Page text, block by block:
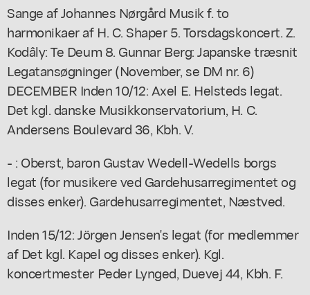
Sange af Johannes Nørgård Musik f. to
harmonikaer af H. C. Shaper 5. Torsdagskoncert. Z.
Kodâly: Te Deum 8. Gunnar Berg: Japanske træsnit
Legatansøgninger (November, se DM nr. 6)
DECEMBER Inden 10/12: Axel E. Helsteds legat.
Det kgl. danske Musikkonservatorium, H. C.
Andersens Boulevard 36, Kbh. V.
- : Oberst, baron Gustav Wedell-Wedells borgs
legat (for musikere ved Gardehusarregimentet og
disses enker). Gardehusarregimentet, Næstved.
Inden 15/12: Jörgen Jensen's legat (for medlemmer
af Det kgl. Kapel og disses enker). Kgl.
koncertmester Peder Lynged, Duevej 44, Kbh. F.